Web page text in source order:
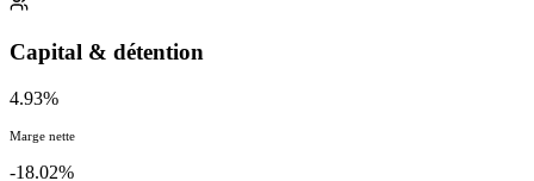
Capital & détention
4.93%
Marge nette
-18.02%